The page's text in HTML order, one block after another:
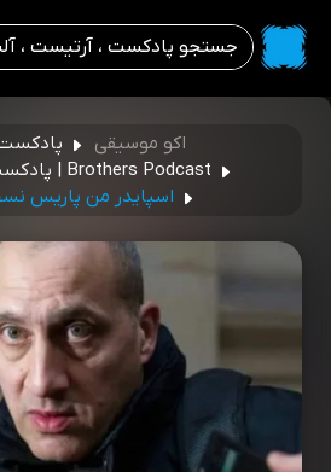
اکو موسیقی
Brothers Podcast | پادکست جنایی برادرز
اسپایدر من پاریس